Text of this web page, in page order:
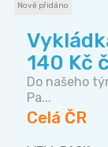
Nově přidáno
140 Kč
Do našeho
Pa...
Celá ČR